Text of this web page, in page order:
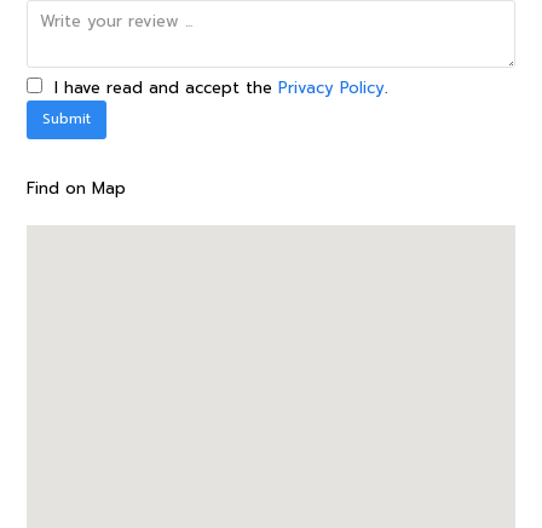
I have read and accept thePrivacy Policy.
Find on Map